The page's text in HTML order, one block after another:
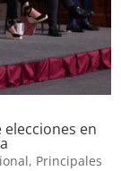
en
, Principales